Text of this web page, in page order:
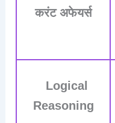
करंट अफेयर्स
Logical
Reasoning